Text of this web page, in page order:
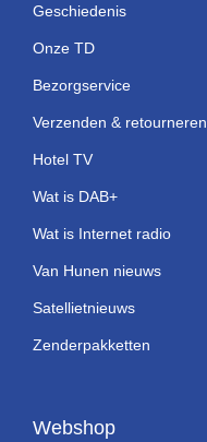
Geschiedenis
Onze TD
Bezorgservice
Verzenden & retourneren
Hotel TV
Wat is DAB+
Wat is Internet radio
Van Hunen nieuws
Satellietnieuws
Zenderpakketten
Webshop